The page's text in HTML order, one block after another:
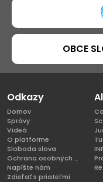
OBCE
Odkazy
Domov
Správy
Videá
O platforme
Sloboda slova
Ochrana osobných údajov
Napíšte nám
Zdieľať s priateľmi